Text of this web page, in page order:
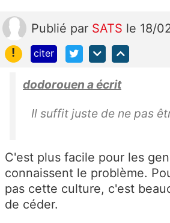
Publié par SATS le 18/
!
citer
dodorouen a écrit
Il suffit juste de ne pas
C'est plus facile pour les
connaissent le problème.
pas cette culture, c'est
de céder.